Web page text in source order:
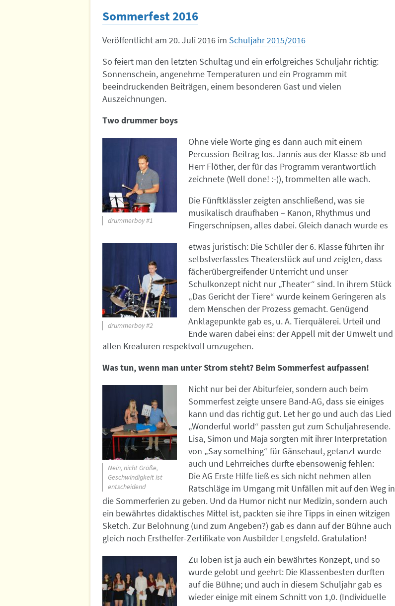
Sommerfest 2016
Veröffentlicht am 20. Juli 2016 im Schuljahr 2015/2016
So feiert man den letzten Schultag und ein erfolgreiches Schuljahr richtig:
Sonnenschein, angenehme Temperaturen und ein Programm mit
beeindruckenden Beiträgen, einem besonderen Gast und vielen
Auszeichnungen.
Two drummer boys
drummerboy #1
Ohne viele Worte ging es dann auch mit einem
Percussion-Beitrag los. Jannis aus der Klasse 8b und
Herr Flöther, der für das Programm verantwortlich
zeichnete (Well done! :-)), trommelten alle wach.
Die Fünftklässler zeigten anschließend, was sie
musikalisch draufhaben – Kanon, Rhythmus und
Fingerschnipsen, alles dabei. Gleich danach wurde es
drummerboy #2
etwas juristisch: Die Schüler der 6. Klasse führten ihr
selbstverfasstes Theaterstück auf und zeigten, dass
fächerübergreifender Unterricht und unser
Schulkonzept nicht nur „Theater“ sind. In ihrem Stück
„Das Gericht der Tiere“ wurde keinem Geringeren als
dem Menschen der Prozess gemacht. Genügend
Anklagepunkte gab es, u. A. Tierquälerei. Urteil und
Ende waren dabei eins: der Appell mit der Umwelt und
allen Kreaturen respektvoll umzugehen.
Was tun, wenn man unter Strom steht? Beim Sommerfest aufpassen!
Nein, nicht Größe,
Geschwindigkeit ist
entscheidend
Nicht nur bei der Abiturfeier, sondern auch beim
Sommerfest zeigte unsere Band-AG, dass sie einiges
kann und das richtig gut. Let her go und auch das Lied
„Wonderful world“ passten gut zum Schuljahresende.
Lisa, Simon und Maja sorgten mit ihrer Interpretation
von „Say something“ für Gänsehaut, getanzt wurde
auch und Lehrreiches durfte ebensowenig fehlen:
Die AG Erste Hilfe ließ es sich nicht nehmen allen
Ratschläge im Umgang mit Unfällen mit auf den Weg in
die Sommerferien zu geben. Und da Humor nicht nur Medizin, sondern auch
ein bewährtes didaktisches Mittel ist, packten sie ihre Tipps in einen witzigen
Sketch. Zur Belohnung (und zum Angeben?) gab es dann auf der Bühne auch
gleich noch Ersthelfer-Zertifikate von Ausbilder Lengsfeld. Gratulation!
Zu loben ist ja auch ein bewährtes Konzept, und so
wurde gelobt und geehrt: Die Klassenbesten durften
auf die Bühne; und auch in diesem Schuljahr gab es
wieder einige mit einem Schnitt von 1,0. (Individuelle